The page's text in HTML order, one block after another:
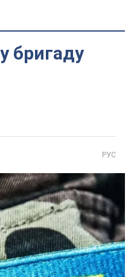
бригаду
РУС